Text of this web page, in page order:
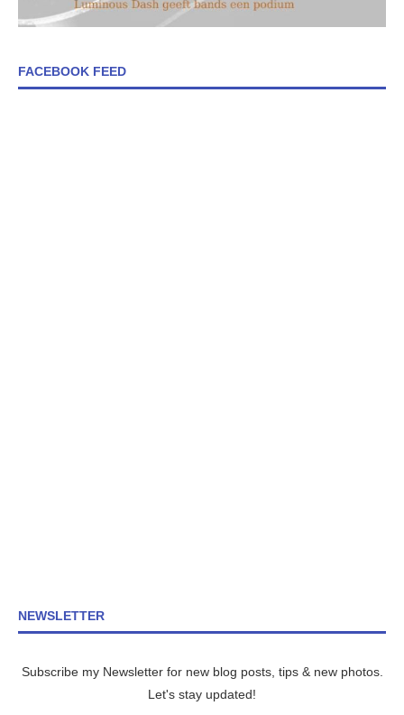
FACEBOOK FEED
NEWSLETTER
Subscribe my Newsletter for new blog posts, tips & new photos.
Let's stay updated!